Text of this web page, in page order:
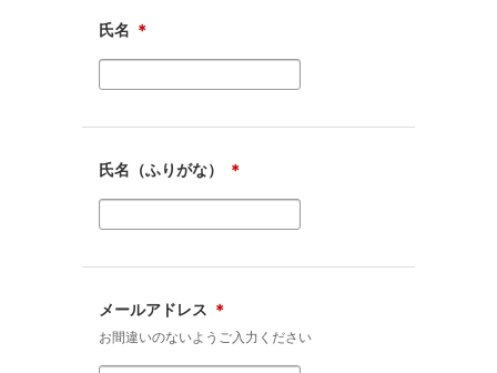
氏名 ＊
氏名（ふりがな） ＊
メールアドレス ＊
お間違いのないようご入力ください